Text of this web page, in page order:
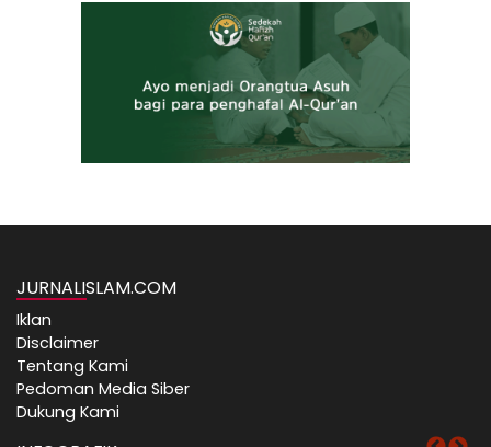
JURNALISLAM.COM
Iklan
Disclaimer
Tentang Kami
Pedoman Media Siber
Dukung Kami